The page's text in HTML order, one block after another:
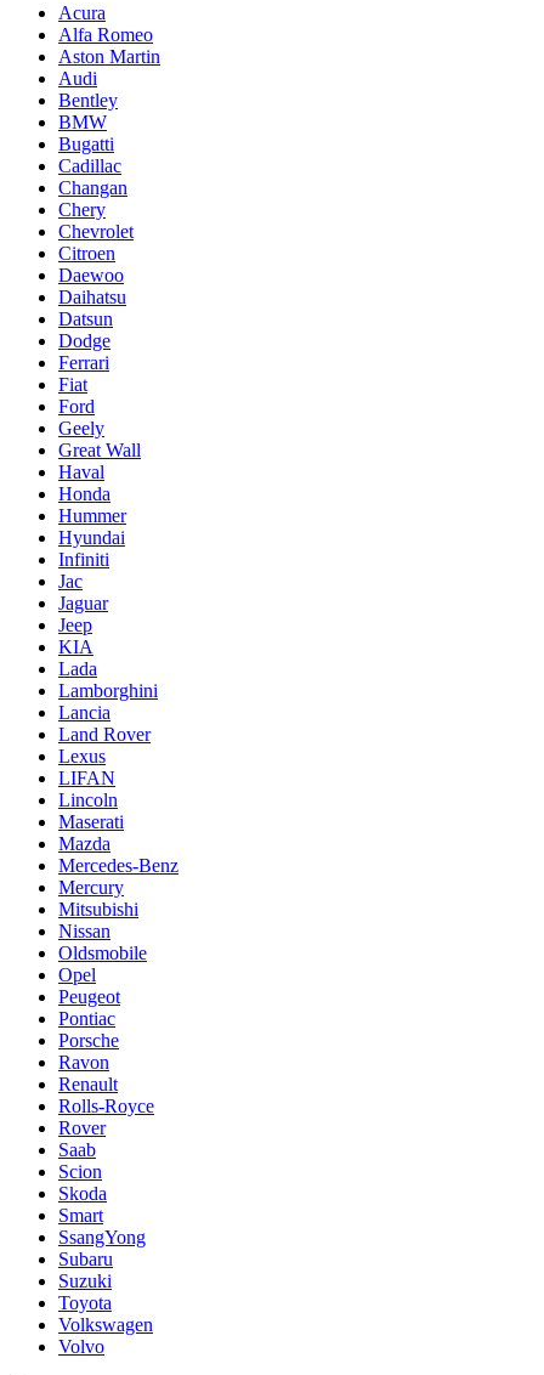
Acura
Alfa Romeo
Aston Martin
Audi
Bentley
BMW
Bugatti
Cadillac
Changan
Chery
Chevrolet
Citroen
Daewoo
Daihatsu
Datsun
Dodge
Ferrari
Fiat
Ford
Geely
Great Wall
Haval
Honda
Hummer
Hyundai
Infiniti
Jac
Jaguar
Jeep
KIA
Lada
Lamborghini
Lancia
Land Rover
Lexus
LIFAN
Lincoln
Maserati
Mazda
Mercedes-Benz
Mercury
Mitsubishi
Nissan
Oldsmobile
Opel
Peugeot
Pontiac
Porsche
Ravon
Renault
Rolls-Royce
Rover
Saab
Scion
Skoda
Smart
SsangYong
Subaru
Suzuki
Toyota
Volkswagen
Volvo